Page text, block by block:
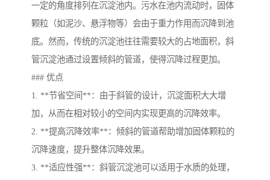
一定的角度排列在沉淀池内。污水在池内流动时，固体
颗粒（如泥沙、悬浮物等）会由于重力作用而沉降到池
底。然而，传统的沉淀池往往需要较大的占地面积，斜
管沉淀池通过设置倾斜的管道，使得沉降过程更加。
### 优点
1. **节省空间**：由于斜管的设计，沉淀面积大大增
加，从而在相对较小的空间内实现更高的沉降效率。
2. **提高沉降效率**：倾斜的管道帮助增加固体颗粒的
沉降速度，提升整体沉降效果。
3. **适应性强**：斜管沉淀池可以适用于水质的处理，